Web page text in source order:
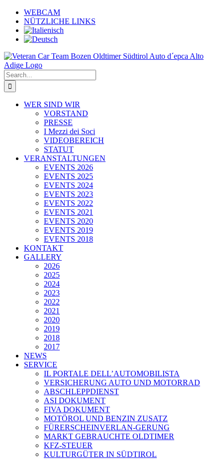
Skip
content
WEBCAM
NÜTZLICHE LINKS
Search
for:
WER SIND WIR
VORSTAND
PRESSE
I Mezzi dei Soci
VIDEOBEREICH
STATUT
VERANSTALTUNGEN
EVENTS 2026
EVENTS 2025
EVENTS 2024
EVENTS 2023
EVENTS 2022
EVENTS 2021
EVENTS 2020
EVENTS 2019
EVENTS 2018
KONTAKT
GALLERY
2026
2025
2024
2023
2022
2021
2020
2019
2018
2017
NEWS
SERVICE
IL PORTALE DELL’AUTOMOBILISTA
VERSICHERUNG AUTO UND MOTORRAD
ABSCHLEPPDIENST
ASI DOKUMENT
FIVA DOKUMENT
MOTÖROL UND BENZIN ZUSATZ
FÜRERSCHEINVERLAN-GERUNG
MARKT GEBRAUCHTE OLDTIMER
KFZ-STEUER
KULTURGÜTER IN SÜDTIROL